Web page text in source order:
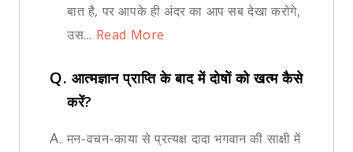
बात है, पर आपके ही अंदर का आप सब देखा करोगे,
उस... Read More
Q. आत्मज्ञान प्राप्ति के बाद में दोषों को खत्म कैसे
करें?
A. मन-वचन-काया से प्रत्यक्ष दादा भगवान की साक्षी में